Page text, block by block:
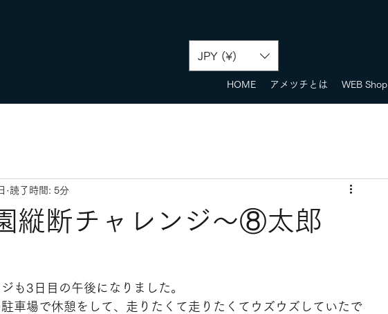
JPY (¥)
HOME アメツチとは WEB Shop
縦断チャレンジ〜⑧太郎
読了時間: 5分
も3日目の午後になりました。
車場で休憩をして、走りたくて走りたくてウズウズしていたで